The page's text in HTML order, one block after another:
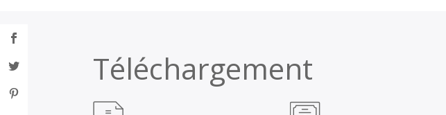
Téléchargement